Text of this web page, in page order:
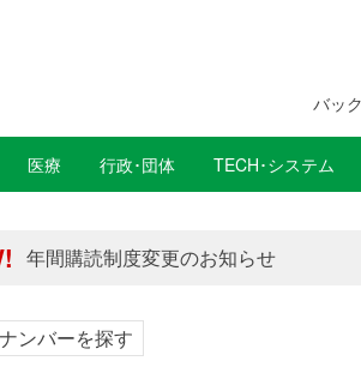
バッ
医療 行政･団体 TECH･システム
年間購読制度変更のお知らせ
年間購読制度変更のお知らせ
ンバーを探す